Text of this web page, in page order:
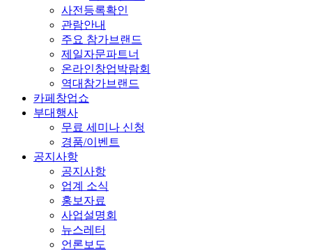
사전등록확인
관람안내
주요 참가브랜드
제일자문파트너
온라인창업박람회
역대참가브랜드
카페창업쇼
부대행사
무료 세미나 신청
경품/이벤트
공지사항
공지사항
업계 소식
홍보자료
사업설명회
뉴스레터
언론보도